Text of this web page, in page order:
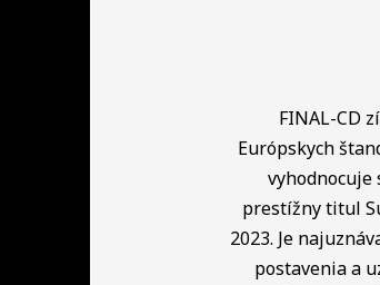
FINAL-CD
Európskych
vyhodnocuje
prestížny titul
2023. Je
postavenia a